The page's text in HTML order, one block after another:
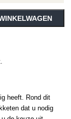
heeft. Rond dit
dat u nodig